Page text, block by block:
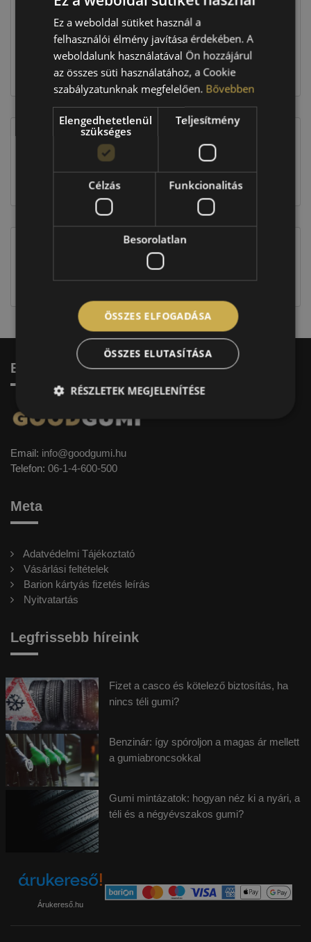
57 560 Ft
Kosárba
EU-s abroncscímke
Figyelem a feltüntetett címke adatok tájékoztató
jellegűek. Előfordulhat, hogy még a korábbi EU-s
címkével ellátott abroncs kerül kiszállításra.
Elérhetőség
Email: info@goodgumi.hu
Telefon: 06-1-4-600-500
Meta
Adatvédelmi Tájékoztató
Vásárlási feltételek
Barion kártyás fizetés leírás
Nyitvatartás
Legfrissebb híreink
Fizet a casco és kötelező biztosítás, ha
nincs téli gumi?
Benzinár: így spóroljon a magas ár mellett
a gumiabroncsokkal
Gumi mintázatok: hogyan néz ki a nyári, a
téli és a négyévszakos gumi?
Árukereső.hu
Ez a weboldal sütiket használ a
felhasználói élmény javítása érdekében. A
weboldalunk használatával Ön hozzájárul
az összes süti használatához, a Cookie
szabályzatunknak megfelelően. Bővebben
Elengedhetetlenül
szükséges
Teljesítmény
Célzás Funkcionalitás
Besorolatlan
ÖSSZES ELFOGADÁSA
ÖSSZES ELUTASÍTÁSA
RÉSZLETEK MEGJELENÍTÉSE